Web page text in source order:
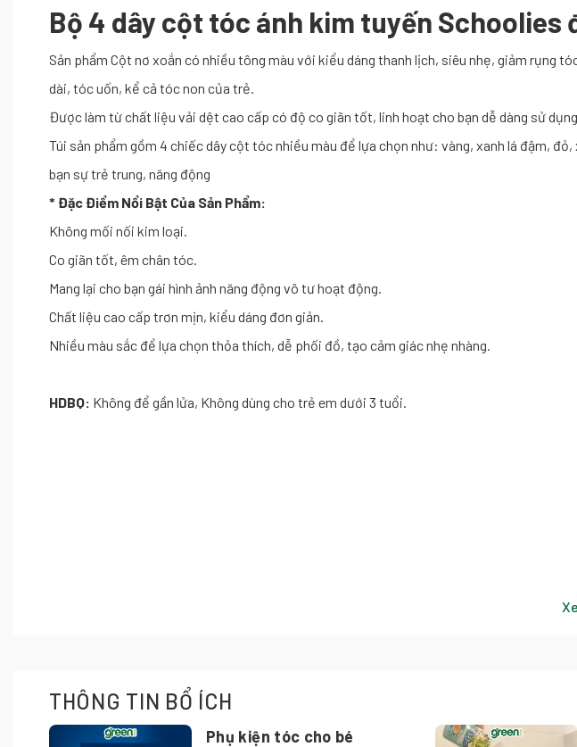
Bộ 4 dây cột tóc ánh kim tuyến Schoolies
Sản phẩm Cột nơ xoắn có nhiều tông màu với kiểu dáng thanh lịch, siêu nhẹ, giảm rụng
dài, tóc uốn, kể cả tóc non của trẻ.
Được làm từ chất liệu vải dệt cao cấp có độ co giãn tốt, linh hoạt cho bạn dễ dàng sử
Túi sản phẩm gồm 4 chiếc dây cột tóc nhiều màu để lựa chọn như: vàng, xanh lá đậm,
bạn sự trẻ trung, năng động
* Đặc Điểm Nổi Bật Của Sản Phẩm:
Không mối nối kim loại.
Co giãn tốt, êm chân tóc.
Mang lại cho bạn gái hình ảnh năng động vô tư hoạt động.
Chất liệu cao cấp trơn mịn, kiểu dáng đơn giản.
Nhiều màu sắc để lựa chọn thỏa thích, dễ phối đồ, tạo cảm giác nhẹ nhàng.
HDBQ: Không để gần lửa, Không dùng cho trẻ em dưới 3 tuổi.
THÔNG TIN BỔ ÍCH
Phụ kiện tóc cho bé